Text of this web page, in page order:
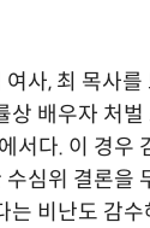
사, 최 목사
배우자 처벌
서다. 이 경우
심위 결론을
는 비난도 감